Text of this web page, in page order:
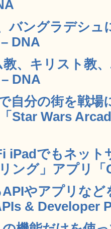
バングラデシュ
DNA
、キリスト教
DNA
自分の街を戦
Star Wars
iPadでもネット
ング」アプリ
やアプリなど
& Developer